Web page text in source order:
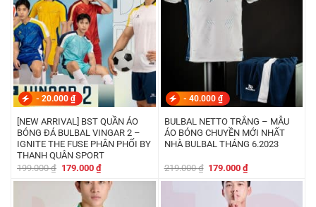
- 20.000 ₫
[NEW ARRIVAL] BST QUẦN ÁO
BÓNG ĐÁ BULBAL VINGAR 2 –
IGNITE THE FUSE PHÂN PHỐI BY
THANH QUÂN SPORT
199.000₫ Giá
là:
199.000 ₫.
179.000 ₫Giá
hiện
tại
là:
179.000 ₫.
- 40.000 ₫
BULBAL NETTO TRẮNG – MẪU
ÁO BÓNG CHUYỀN MỚI NHẤT
NHÀ BULBAL THÁNG 6.2023
219.000₫ Giá
là:
219.000 ₫.
179.000₫Giá
tại
là: